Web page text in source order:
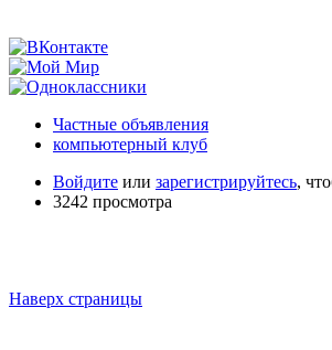
Частные объявления
компьютерный клуб
Войдите или зарегистрируйтесь,
3242 просмотра
Наверх страницы